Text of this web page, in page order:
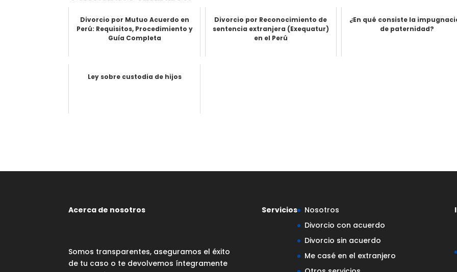
Divorcio por Mutuo Acuerdo en
Perú: Requisitos, Procedimiento y
Guía Completa
Divorcio por Reconocimiento de
sentencia extranjera (Exequatur)
en el Perú
¿En qué consiste la
de paternidad?
Ley sobre custodia de hijos
Acerca de nosotros
Somos transparentes, aseguramos el éxito
de tu caso o te devolvemos íntegramente
Servicios
Nosotros
Divorcio con acuerdo
Divorcio sin acuerdo
Me casé en el extranjero